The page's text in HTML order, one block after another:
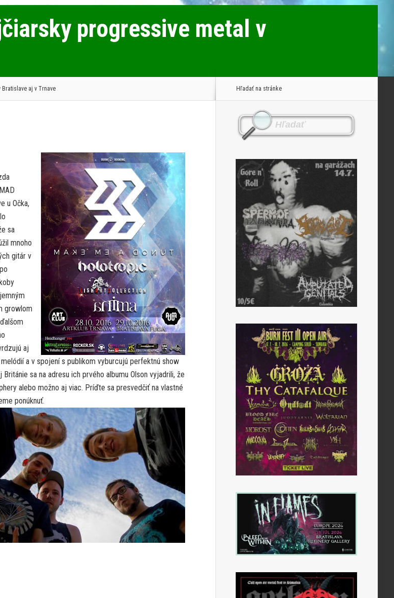
progressive metal v
Bratislave aj v Trnave
u Očka,
sa
mnoho
gitár v
growlom
aj
a v spojení s publikom vyburcujú perfektnú show
sa na adresu ich prvého albumu Olson vyjadrili, že
alebo možno aj viac. Príďte sa presvedčiť na vlastné
ponúknuť.
Hľadať na stránke